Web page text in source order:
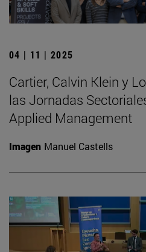
04 | 11 | 2025
Cartier, Calvin Klein y
las Jornadas
Applied Management
Imagen Manuel Castells